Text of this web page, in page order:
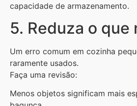
capacidade de armazenamento.
5. Reduza o que
Um erro comum em cozinha
raramente usados.
Faça uma revisão:
Menos objetos significam mais